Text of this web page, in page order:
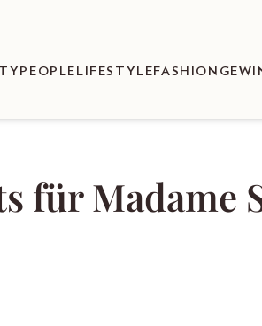
PEOPLE LIFESTYLEFASHION
für Madame